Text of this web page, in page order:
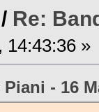
/ Re:
14:43:36 »
- 16